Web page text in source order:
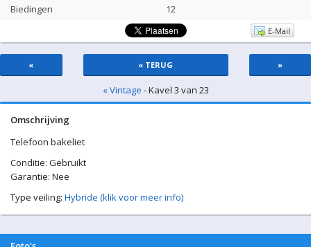
Biedingen
12
E-Mail
« « TERUG »
« Vintage - Kavel 3 van 23
Omschrijving
Telefoon bakeliet
Conditie: Gebruikt
Garantie: Nee
Type veiling: Hybride (klik voor meer info)